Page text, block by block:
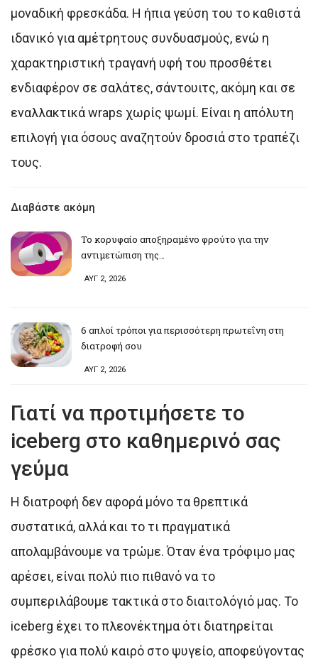
μοναδική φρεσκάδα. Η ήπια γεύση του το καθιστά
ιδανικό για αμέτρητους συνδυασμούς, ενώ η
χαρακτηριστική τραγανή υφή του προσθέτει
ενδιαφέρον σε σαλάτες, σάντουιτς, ακόμη και σε
εναλλακτικά wraps χωρίς ψωμί. Είναι η απόλυτη
επιλογή για όσους αναζητούν δροσιά στο τραπέζι
τους.
Διαβάστε ακόμη
Το κορυφαίο αποξηραμένο φρούτο για την
αντιμετώπιση της…
ΑΥΓ 2, 2026
6 απλοί τρόποι για περισσότερη πρωτεΐνη στη
διατροφή σου
ΑΥΓ 2, 2026
Γιατί να προτιμήσετε το
iceberg στο καθημερινό σας
γεύμα
Η διατροφή δεν αφορά μόνο τα θρεπτικά
συστατικά, αλλά και το τι πραγματικά
απολαμβάνουμε να τρώμε. Όταν ένα τρόφιμο μας
αρέσει, είναι πολύ πιο πιθανό να το
συμπεριλάβουμε τακτικά στο διαιτολόγιό μας. Το
iceberg έχει το πλεονέκτημα ότι διατηρείται
φρέσκο για πολύ καιρό στο ψυγείο, αποφεύγοντας